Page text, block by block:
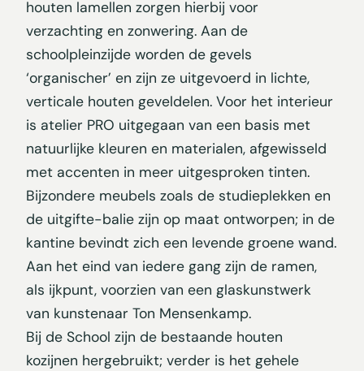
houten lamellen zorgen hierbij voor
verzachting en zonwering. Aan de
schoolpleinzijde worden de gevels
‘organischer’ en zijn ze uitgevoerd in lichte,
verticale houten geveldelen. Voor het interieur
is atelier PRO uitgegaan van een basis met
natuurlijke kleuren en materialen, afgewisseld
met accenten in meer uitgesproken tinten.
Bijzondere meubels zoals de studieplekken en
de uitgifte-balie zijn op maat ontworpen; in de
kantine bevindt zich een levende groene wand.
Aan het eind van iedere gang zijn de ramen,
als ijkpunt, voorzien van een glaskunstwerk
van kunstenaar Ton Mensenkamp.
Bij de School zijn de bestaande houten
kozijnen hergebruikt; verder is het gehele